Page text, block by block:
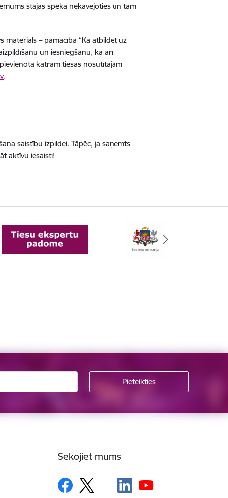
stājas spēkā nekavējoties un tam
– pamācība “Kā atbildēt uz
un iesniegšanu, kā arī
katram tiesas nosūtītajam
.
saistību izpildei. Tāpēc, ja saņemts
aktīvu iesaisti!
Sekojiet mums